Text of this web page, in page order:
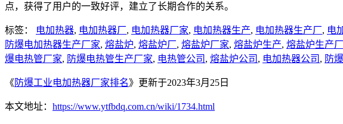
点，获得了用户的一致好评，建立了长期合作的关系。
标签： 电加热器, 电加热器厂, 电加热器厂家, 电加热器生产, 电加热器生产厂, 电
防爆电加热器生产厂家, 熔盐炉, 熔盐炉厂, 熔盐炉厂家, 熔盐炉生产, 熔盐炉生产厂
爆电热管厂家, 防爆电热管生产厂家, 电热管公司 , 熔盐炉公司 , 电加热器公司 , 防
《 防爆工业电加热器厂家排名》更新于2023年3月25日
本文地址： https://www.ytfbdq.com.cn/wiki/1734.html